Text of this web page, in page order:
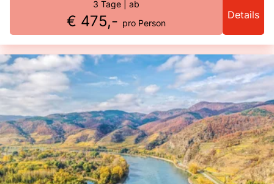
3 Tage | ab
€ 475,- pro Person
Details